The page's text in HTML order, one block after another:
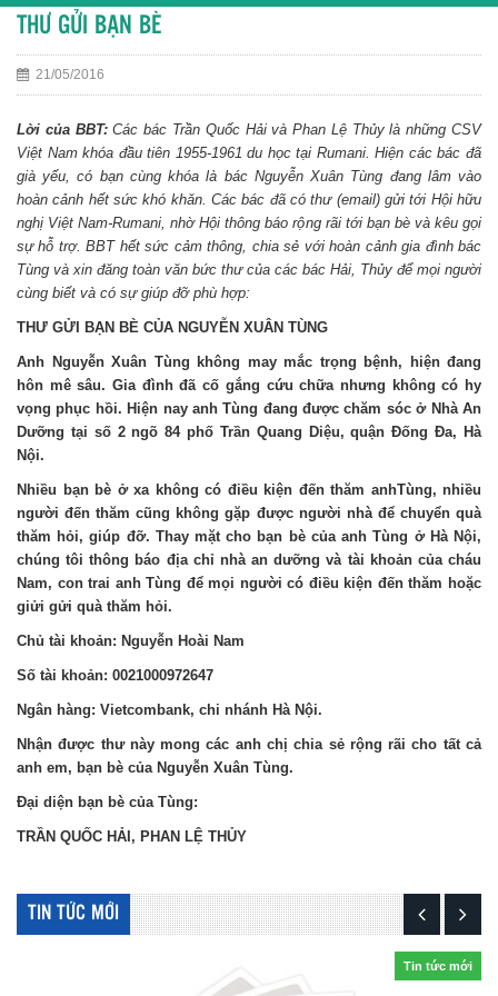
THƯ GỬI BẠN BÈ
21/05/2016
Lời của BBT:Các bác Trần Quốc Hải và Phan Lệ Thủy là những CSV
Việt Nam khóa đầu tiên 1955-1961 du học tại Rumani. Hiện các bác đã
già yếu, có bạn cùng khóa là bác Nguyễn Xuân Tùng đang lâm vào
hoàn cảnh hết sức khó khăn. Các bác đã có thư (email) gửi tới Hội hữu
nghị Việt Nam-Rumani, nhờ Hội thông báo rộng rãi tới bạn bè và kêu gọi
sự hỗ trợ. BBT hết sức cảm thông, chia sẻ với hoàn cảnh gia đình bác
Tùng và xin đăng toàn văn bức thư của các bác Hải, Thủy để mọi người
cùng biết và có sự giúp đỡ phù hợp:
THƯ GỬI BẠN BÈ CỦA NGUYỄN XUÂN TÙNG
Anh Nguyễn Xuân Tùng không may mắc trọng bệnh, hiện đang
hôn mê sâu. Gia đình đã cố gắng cứu chữa nhưng không có hy
vọng phục hồi. Hiện nay anh Tùng đang được chăm sóc ở Nhà An
Dưỡng tại số 2 ngõ 84 phố Trần Quang Diệu, quận Đống Đa, Hà
Nội.
Nhiều bạn bè ở xa không có điều kiện đến thăm anhTùng, nhiều
người đến thăm cũng không gặp được người nhà để chuyển quà
thăm hỏi, giúp đỡ. Thay mặt cho bạn bè của anh Tùng ở Hà Nội,
chúng tôi thông báo địa chỉ nhà an dưỡng và tài khoản của cháu
Nam, con trai anh Tùng để mọi người có điều kiện đến thăm hoặc
giửi gửi quà thăm hỏi.
Chủ tài khoản: Nguyễn Hoài Nam
Số tài khoản: 0021000972647
Ngân hàng: Vietcombank, chi nhánh Hà Nội.
Nhận được thư này mong các anh chị chia sẻ rộng rãi cho tất cả
anh em, bạn bè của Nguyễn Xuân Tùng.
Đại diện bạn bè của Tùng:
TRẦN QUỐC HẢI, PHAN LỆ THỦY
TIN TỨC MỚI
Tin tức mới